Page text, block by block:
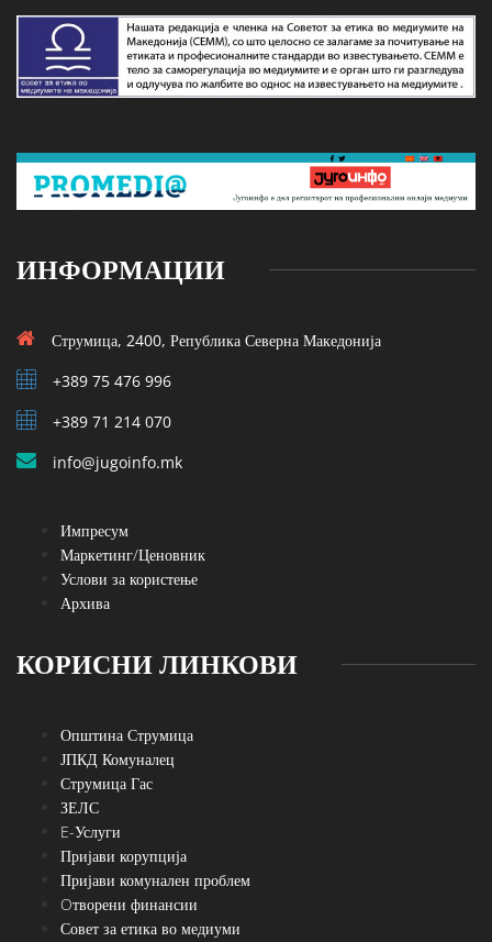
ИНФОРМАЦИИ
Струмица, 2400, Република Северна Македонија
+389 75 476 996
+389 71 214 070
info@jugoinfo.mk
Импресум
Маркетинг/Ценовник
Услови за користење
Архива
КОРИСНИ ЛИНКОВИ
Општина Струмица
ЈПКД Комуналец
Струмица Гас
ЗЕЛС
E-Услуги
Пријави корупција
Пријави комунален проблем
Oтворени финансии
Совет за етика во медиуми